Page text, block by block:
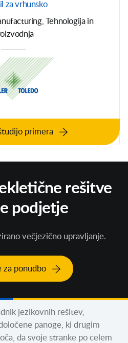
za vrhunsko
Tehnologija in
primera
rešitve
podjetje
večjezično upravljanje.
za ponudbo
jezikovnih rešitev,
panoge, ki drugim
da svoje stranke po celem